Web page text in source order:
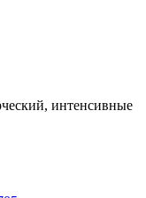
интенсивные